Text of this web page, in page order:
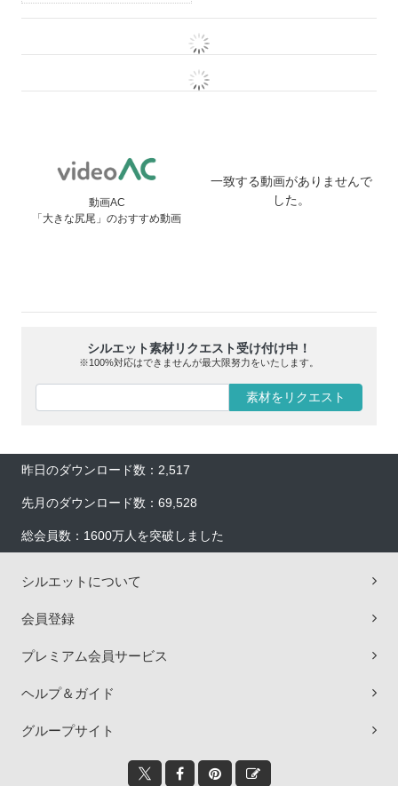
動画AC
「大きな尻尾」のおすすめ動画
一致する動画がありませんで
した。
シルエット素材リクエスト受け付け中！
※100%対応はできませんが最大限努力をいたします。
素材をリクエスト
昨日のダウンロード数：2,517
先月のダウンロード数：69,528
総会員数：1600万人を突破しました
シルエットについて
会員登録
プレミアム会員サービス
ヘルプ＆ガイド
グループサイト